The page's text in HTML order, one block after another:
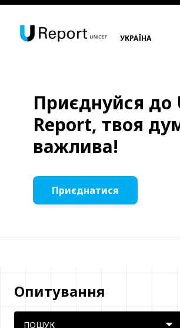
УКРАЇНА
Приєднуйся до
Report, твоя
важлива!
Приєднатися
Опитування